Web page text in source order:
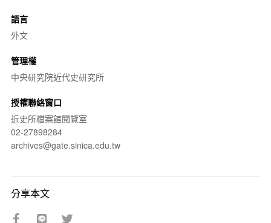
語言
外文
管理權
中央研究院近代史研究所
授權聯絡窗口
近史所檔案館閱覽室
02-27898284
archives@gate.sinica.edu.tw
分享本文